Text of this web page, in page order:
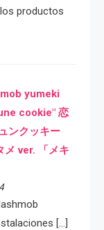
productos
yumeki
cookie" 恋
ンクッキー
ver. 「メキ
[…]